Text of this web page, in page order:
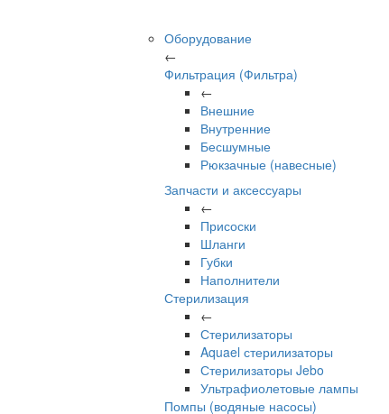
Оборудование
←
Фильтрация (Фильтра)
←
Внешние
Внутренние
Бесшумные
Рюкзачные (навесные)
Запчасти и аксессуары
←
Присоски
Шланги
Губки
Наполнители
Стерилизация
←
Стерилизаторы
Aquael стерилизаторы
Стерилизаторы Jebo
Ультрафиолетовые лампы
Помпы (водяные насосы)